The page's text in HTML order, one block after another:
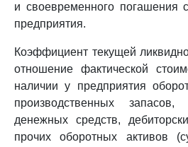
и своевременного погашения
предприятия.
Коэффициент текущей
отношение фактической
наличии у предприятия
производственных запасов,
денежных средств,
прочих оборотных активов